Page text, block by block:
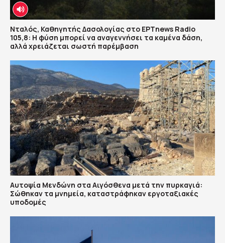
Νταλός, Καθηγητής Δασολογίας στο ΕΡΤnews Radio
105,8: Η φύση μπορεί να αναγεννήσει τα καμένα δάση,
αλλά χρειάζεται σωστή παρέμβαση
Αυτοψία Μενδώνη στα Αιγόσθενα μετά την πυρκαγιά:
Σώθηκαν τα μνημεία, καταστράφηκαν εργοταξιακές
υποδομές